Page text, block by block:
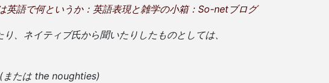
英語で何というか：英語表現と雑学の小箱：So-netブログ
、ネイティブ氏から聞いたりしたものとしては、
たは the noughties)